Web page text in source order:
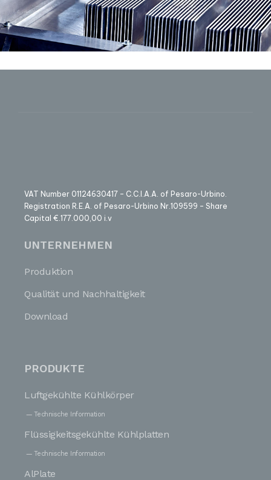
VAT Number 01124630417 – C.C.I.A.A. of Pesaro-Urbino.
Registration R.E.A. of Pesaro-Urbino Nr.109599 – Share
Capital €.177.000,00 i.v
UNTERNEHMEN
Produktion
Qualität und Nachhaltigkeit
Download
PRODUKTE
Luftgekühlte Kühlkörper
Technische Information
Flüssigkeitsgekühlte Kühlplatten
Technische Information
AlPlate